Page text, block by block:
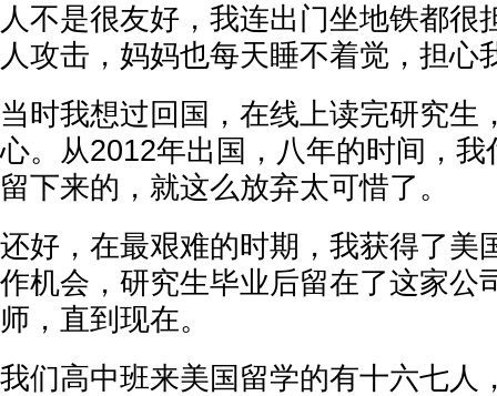
人不是很友好，我连出门坐地铁都很
人攻击，妈妈也每天睡不着觉，担心
当时我想过回国，在线上读完研究生
心。从2012年出国，八年的时间，
留下来的，就这么放弃太可惜了。
还好，在最艰难的时期，我获得了美
作机会，研究生毕业后留在了这家公
师，直到现在。
我们高中班来美国留学的有十六七人